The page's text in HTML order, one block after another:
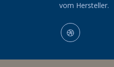
vom Hersteller.